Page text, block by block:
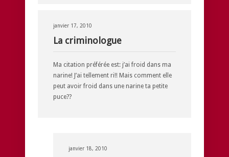
janvier 17, 2010
La criminologue
Ma citation préférée est: j’ai froid dans ma
narine! J’ai tellement ri!! Mais comment elle
peut avoir froid dans une narine ta petite
puce??
janvier 18, 2010